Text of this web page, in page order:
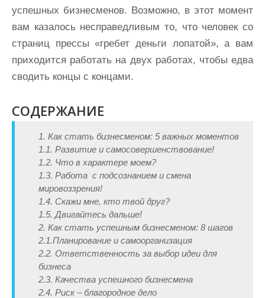
успешных бизнесменов. Возможно, в этот момент
вам казалось несправедливым то, что человек со
страниц прессы «гребет деньги лопатой», а вам
приходится работать на двух работах, чтобы едва
сводить концы с концами.
СОДЕРЖАНИЕ
1. Как стать бизнесменом: 5 важных моментов
1.1. Развитие и самосовершенствование!
1.2. Что в характере моем?
1.3. Работа с подсознанием и смена
мировоззрения!
1.4. Скажи мне, кто твой друг?
1.5. Двигайтесь дальше!
2. Как стать успешным бизнесменом: 8 шагов
2.1.Планирование и самоорганизация
2.2. Ответственность за выбор идеи для
бизнеса
2.3. Качества успешного бизнесмена
2.4. Риск – благородное дело